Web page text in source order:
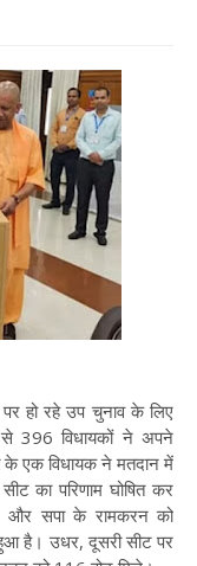
पर हो रहे उप चुनाव के लिए
396 विधायकों ने अपने
के एक विधायक ने मतदान में
का परिणाम घोषित कर
और सपा के रामकरन को
है। उधर, दूसरी सीट पर